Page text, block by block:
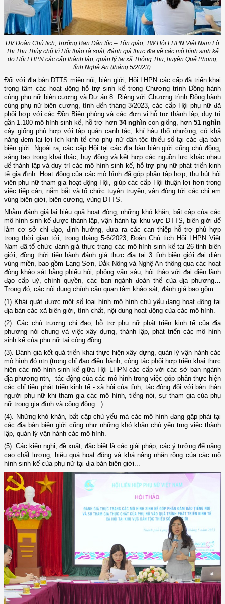
UV Đoàn Chủ tịch, Trưởng Ban Dân tộc – Tôn giáo, TW Hội LHPN Việt Nam Lò
Thị Thu Thủychủ trì Hội thảo rà soát, đánh giá thực địa về các mô hình sinh kế
do Hội LHPN các cấp thành lập, quản lý tại xã Thông Thụ, huyện Quế Phong,
tỉnh Nghệ An (tháng 5/2023).
Đối với địa bàn DTTS miền núi, biên giới, Hội LHPN các cấp đã triển khai
trọng tâm các hoạt động hỗ trợ sinh kế trong Chương trình Đồng hành
cùng phụ nữ biên cương và Dự án 8. Riêng với Chương trình Đồng hành
cùng phụ nữ biên cương, tính đến tháng 3/2023, các cấp Hội phụ nữ đã
phối hợp với các Đồn Biên phòng và các đơn vị hỗ trợ thành lập, duy trì
gần 1.100 mô hình sinh kế, hỗ trợ hơn 34 nghìncon giống, hơn 51 nghìn
cây giống phù hợp với tập quán canh tác, khí hậu thổ nhưỡng, có khả
năng đem lại lợi ích kinh tế cho phụ nữ dân tộc thiểu số tại các địa bàn
biên giới. Ngoài ra, các cấp Hội tại các địa bàn biên giới cũng chủ động,
sáng tạo trong khai thác, huy động và kết hợp các nguồn lực khác nhau
để thành lập và duy trì các mô hình sinh kế, hỗ trợ phụ nữ phát triển kinh
tế gia đình. Hoạt động của các mô hình đã góp phần tập hợp, thu hút hội
viên phụ nữ tham gia hoạt động Hội, giúp các cấp Hội thuận lợi hơn trong
việc tiếp cận, nắm bắt và tổ chức tuyên truyền, vận động tới các chị em
vùng biên giới, biên cương, vùng DTTS.
Nhằm đánh giá lại hiệu quả hoạt động, những khó khăn, bất cập của các
mô hình sinh kế được thành lập, vận hành tại khu vực DTTS, biên giới để
làm cơ sở chỉ đạo, định hướng, đưa ra các can thiệp hỗ trợ phù hợp
trong thời gian tới, trong tháng 5-6/2023, Đoàn Chủ tịch Hội LHPN Việt
Nam đã tổ chức đánh giá thực trạng các mô hình sinh kế tại 26 tỉnh biên
giới; đồng thời tiến hành đánh giá thực địa tại 3 tỉnh biên giới đại diện
vùng miền, bao gồm Lạng Sơn, Đắk Nông và Nghệ An thông qua các hoạt
động khảo sát bằng phiếu hỏi, phỏng vấn sâu, hội thảo với đại diện lãnh
đạo cấp uỷ, chính quyền, các ban ngành đoàn thể của địa phương…
Trong đó, các nội dung chính cần quan tâm khảo sát, đánh giá bao gồm:
(1) Khái quát được một số loại hình mô hình chủ yếu đang hoạt động tại
địa bàn các xã biên giới, tính chất, nội dung hoạt động của các mô hình.
(2). Các chủ trương chỉ đạo, hỗ trợ phụ nữ phát triển kinh tế của địa
phương nói chung và việc xây dựng, thành lập, phát triển các mô hình
sinh kế của phụ nữ tại cộng đồng.
(3). Đánh giá kết quả triển khai thực hiện xây dựng, quản lý vận hành các
mô hình đó ntn (trong chỉ đạo điều hành, công tác phối hợp triển khai thực
hiện các mô hình sinh kế giữa Hội LHPN các cấp với các sở ban ngành
địa phương ntn, tác động của các mô hình trong việc góp phần thực hiện
các chỉ tiêu phát triển kinh tế - xã hội của tỉnh, tác đông đối với bản thân
người phụ nữ khi tham gia các mô hình, tiếng nói, sự tham gia của phụ
nữ trong gia đình và cộng đồng...)
(4). Những khó khăn, bất cập chủ yếu mà các mô hình đang gặp phải tại
các địa bàn biên giới cũng như những khó khăn chủ yếu trng việc thành
lập, quản lý vận hành các mô hình.
(5). Các kiến nghị, đề xuất, đặc biệt là các giải pháp, các ý tưởng để nâng
cao chất lượng, hiệu quả hoạt động và khả năng nhân rộng của các mô
hình sinh kế của phụ nữ tại địa bàn biên giới...